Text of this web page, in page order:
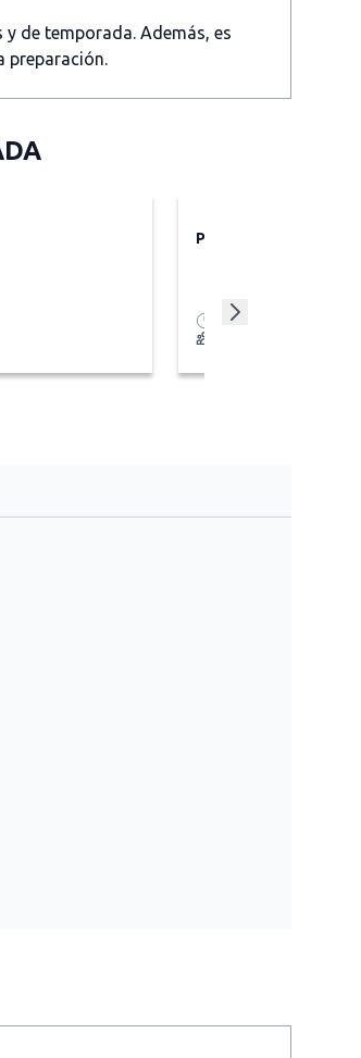
de temporada. Además, es
preparación.
PALMERITAS DE
45 minutos